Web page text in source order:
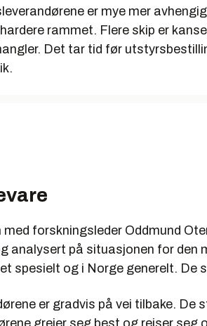
er mye mer
rammet. Flere skip er
Det tar tid før
med forskningsleder Oddmund
analysert på situasjonen for den
spesielt og i Norge generelt. De
er gradvis på vei tilbake. De
greier seg best og reiser